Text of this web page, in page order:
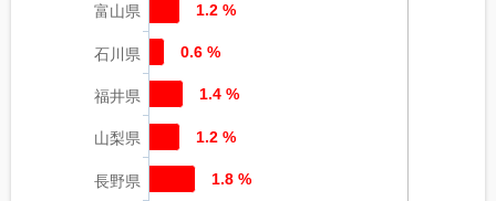
富山県
石川県
福井県
山梨県
長野県
1.2 %
0.6 %
1.4 %
1.2 %
1.8 %